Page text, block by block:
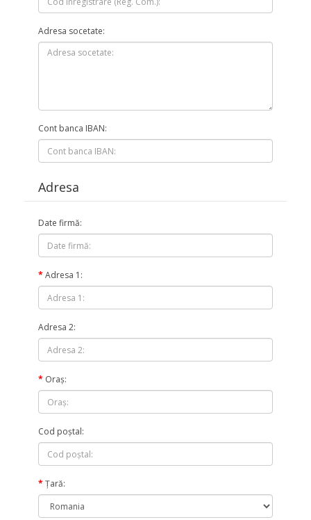
Adresa socetate:
Cont banca IBAN:
Adresa
Date firmă:
Adresa 1:
Adresa 2:
Oraş:
Cod poştal:
Ţară: